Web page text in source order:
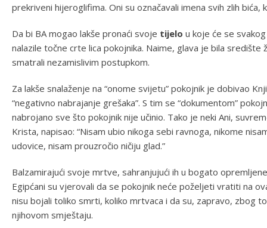
prekriveni hijeroglifima. Oni su označavali imena svih zlih bića,
Da bi BA mogao lakše pronaći svoje tijelo u koje će se
nalazile točne crte lica pokojnika. Naime, glava je bila
smatrali nezamislivim postupkom.
Za lakše snalaženje na “onome svijetu” pokojnik je dobivao
“negativno nabrajanje grešaka”. S tim se “dokumentom”
nabrojano sve što pokojnik nije učinio. Tako je neki Ani,
Krista, napisao: “Nisam ubio nikoga sebi ravnoga, nikome
udovice, nisam prouzročio ničiju glad.”
Balzamirajući svoje mrtve, sahranjujući ih u bogato
Egipćani su vjerovali da se pokojnik neće poželjeti vratiti na
nisu bojali toliko smrti, koliko mrtvaca i da su, zapravo, zbog
njihovom smještaju.